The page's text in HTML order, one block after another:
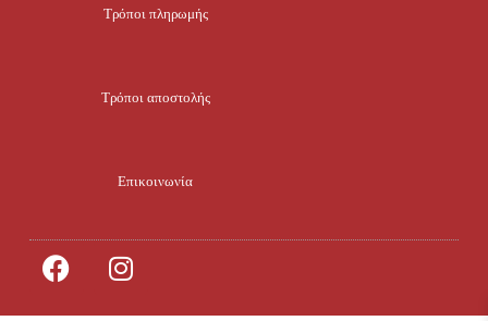
Τρόποι πληρωμής
Τρόποι αποστολής
Επικοινωνία